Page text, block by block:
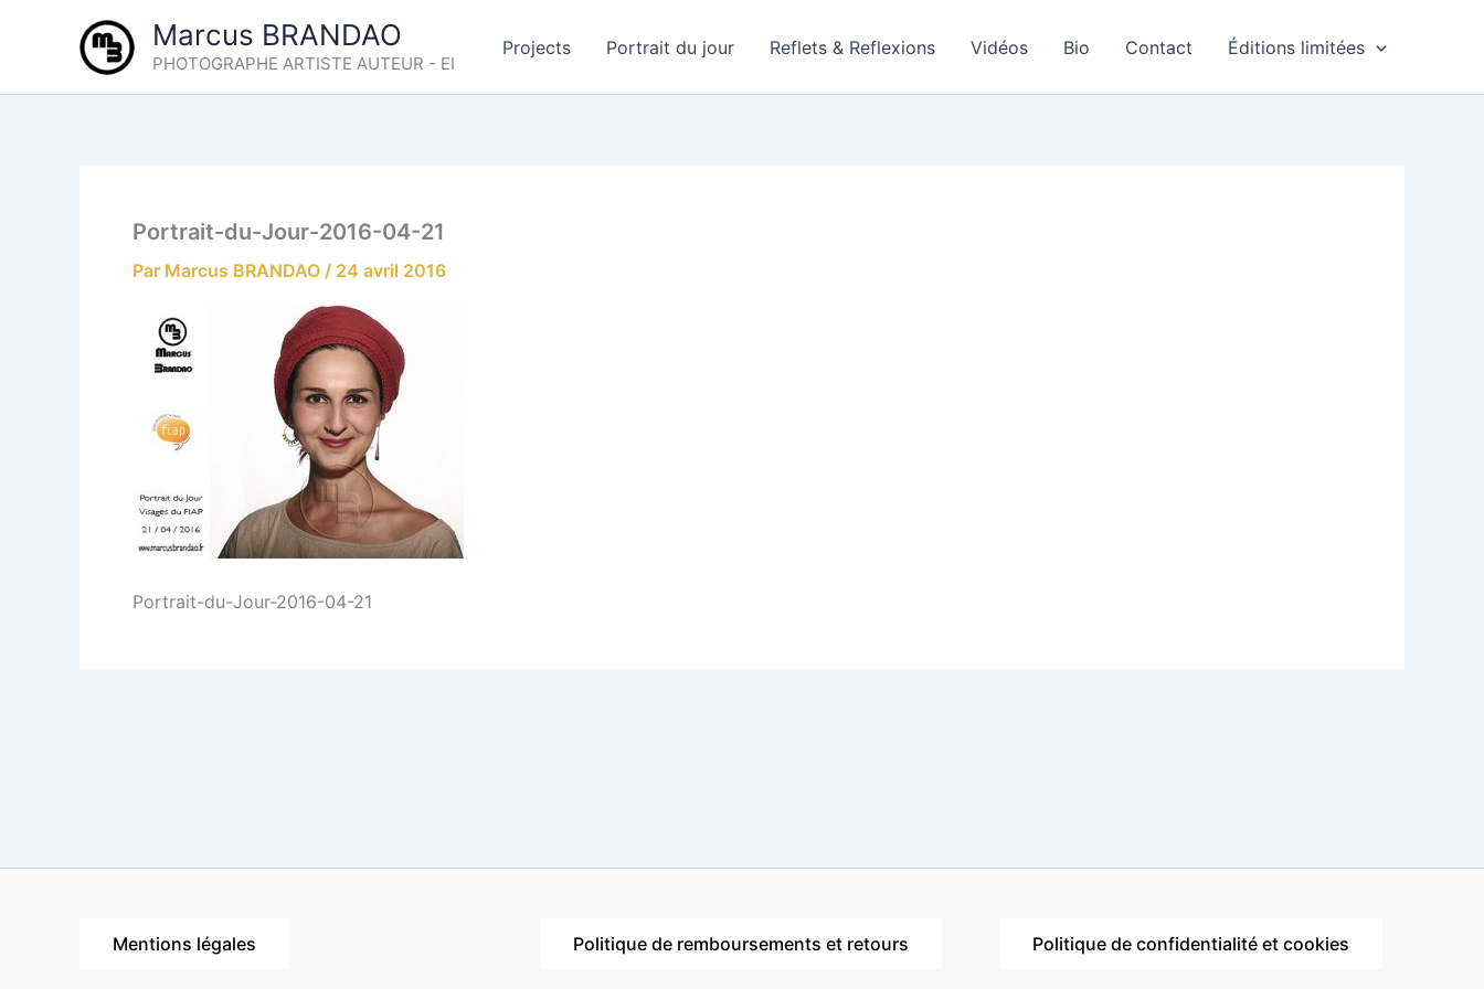
Marcus BRANDAO
PHOTOGRAPHE ARTISTE AUTEUR - EI
Projects Portrait du jour Reflets & Reflexions Vidéos Bio Contact Éditions limitées
Portrait-du-Jour-2016-04-21
Par Marcus BRANDAO / 24 avril 2016
Portrait-du-Jour-2016-04-21
Mentions légales Politique de remboursements et retours Politique de confidentialité et cookies